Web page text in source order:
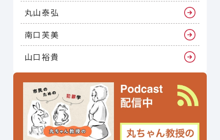
丸山泰弘
南口芙美
山口裕貴